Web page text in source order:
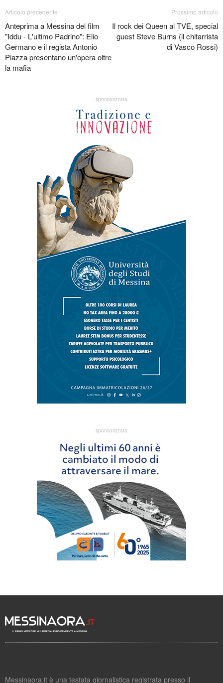
Articolo precedente
Anteprima a Messina del film
"Iddu - L'ultimo Padrino": Elio
Germano e il regista Antonio
Piazza presentano un'opera oltre
la mafia
Prossimo articolo
Il rock dei Queen al TVE, special
guest Steve Burns (il chitarrista
di Vasco Rossi)
sponsorizzata
sponsorizzata
Messinaora.it è una testata giornalistica registrata presso il